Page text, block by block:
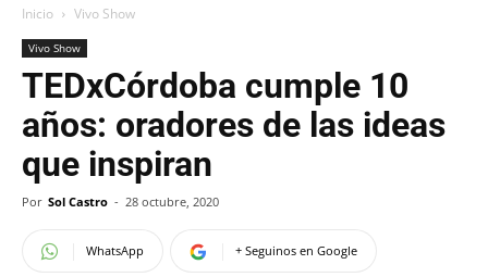
Inicio Vivo Show
Vivo Show
TEDxCórdoba cumple 10
años: oradores de las ideas
que inspiran
Por Sol Castro - 28 octubre, 2020
WhatsApp + Seguinos en Google